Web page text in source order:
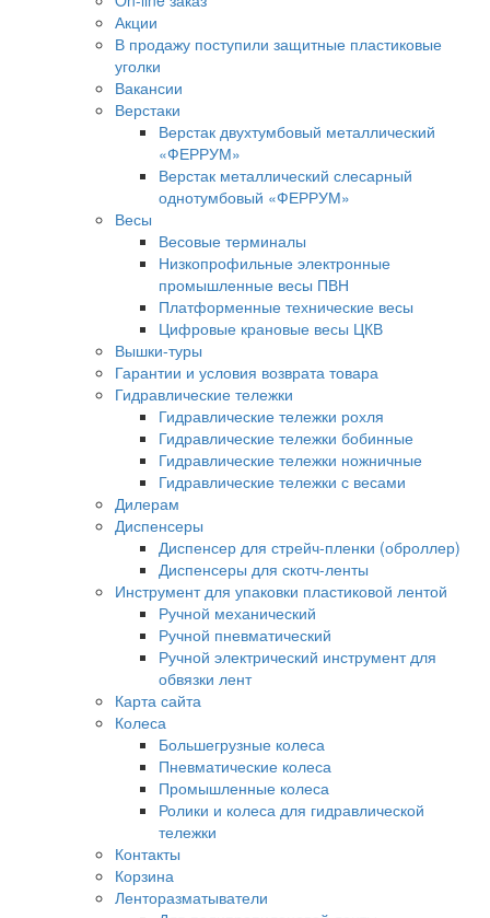
Акции
В продажу поступили защитные пластиковые
уголки
Вакансии
Верстаки
Верстак двухтумбовый металлический
«ФЕРРУМ»
Верстак металлический слесарный
однотумбовый «ФЕРРУМ»
Весы
Весовые терминалы
Низкопрофильные электронные
промышленные весы ПВН
Платформенные технические весы
Цифровые крановые весы ЦКВ
Вышки-туры
Гарантии и условия возврата товара
Гидравлические тележки
Гидравлические тележки рохля
Гидравлические тележки бобинные
Гидравлические тележки ножничные
Гидравлические тележки с весами
Дилерам
Диспенсеры
Диспенсер для стрейч-пленки (оброллер)
Диспенсеры для скотч-ленты
Инструмент для упаковки пластиковой лентой
Ручной механический
Ручной пневматический
Ручной электрический инструмент для
обвязки лент
Карта сайта
Колеса
Большегрузные колеса
Пневматические колеса
Промышленные колеса
Ролики и колеса для гидравлической
тележки
Контакты
Корзина
Ленторазматыватели